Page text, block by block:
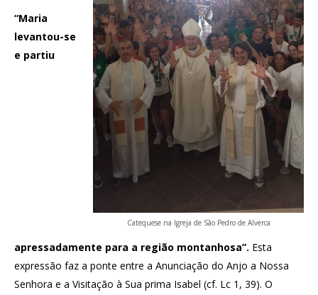
Catequese na Igreja de São Pedro de Alverca
“Maria
levantou-se
e partiu
apressadamente para a região montanhosa”. Esta
expressão faz a ponte entre a Anunciação do Anjo a Nossa
Senhora e a Visitação à Sua prima Isabel (cf. Lc 1, 39). O